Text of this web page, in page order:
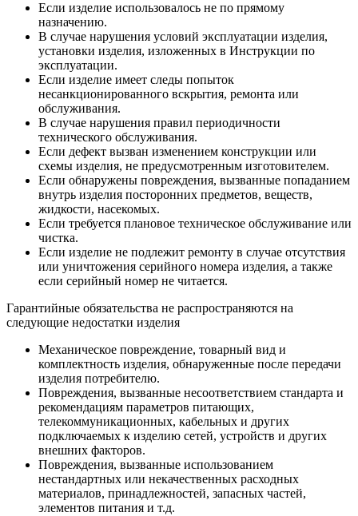
Если изделие использовалось не по прямому
назначению.
В случае нарушения условий эксплуатации изделия,
установки изделия, изложенных в Инструкции по
эксплуатации.
Если изделие имеет следы попыток
несанкционированного вскрытия, ремонта или
обслуживания.
В случае нарушения правил периодичности
технического обслуживания.
Если дефект вызван изменением конструкции или
схемы изделия, не предусмотренным изготовителем.
Если обнаружены повреждения, вызванные попаданием
внутрь изделия посторонних предметов, веществ,
жидкости, насекомых.
Если требуется плановое техническое обслуживание или
чистка.
Если изделие не подлежит ремонту в случае отсутствия
или уничтожения серийного номера изделия, а также
если серийный номер не читается.
Гарантийные обязательства не распространяются на
следующие недостатки изделия
Механическое повреждение, товарный вид и
комплектность изделия, обнаруженные после передачи
изделия потребителю.
Повреждения, вызванные несоответствием стандарта и
рекомендациям параметров питающих,
телекоммуникационных, кабельных и других
подключаемых к изделию сетей, устройств и других
внешних факторов.
Повреждения, вызванные использованием
нестандартных или некачественных расходных
материалов, принадлежностей, запасных частей,
элементов питания и т.д.